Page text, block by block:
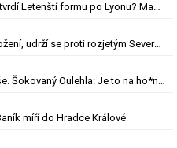
ONLINE: Mladá Boleslav - Sparta. Potvrdí Letenští formu po Lyonu? Macek proti svým
ONLINE: Teplice - Plzeň. Hyský v ohrožení, udrží se proti rozjetým Severočechům?
Tři góly za osm minut, nováček kouše. Šokovaný Oulehla: Je to na ho*no, řešíme posily
míří do Hradce Králové